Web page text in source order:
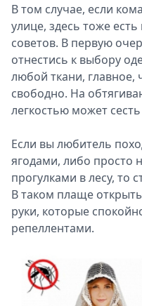
В том случае, если
улице, здесь тоже
советов. В первую
отнестись к выбору
любой ткани, главное,
свободно. На
легкостью может
Если вы любитель
ягодами, либо просто
прогулками в лесу, то
В таком плаще
руки, которые
репеллентами.